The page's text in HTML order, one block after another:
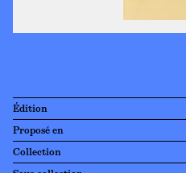
Édition
Proposé en
Collection